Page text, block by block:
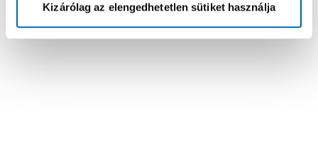
Kizárólag az elengedhetetlen sütiket használja